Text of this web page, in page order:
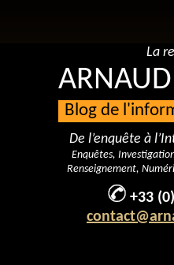
La
ARNAUD
Blog de
De l’enquête à
Enquêtes,
Renseignement,
+33